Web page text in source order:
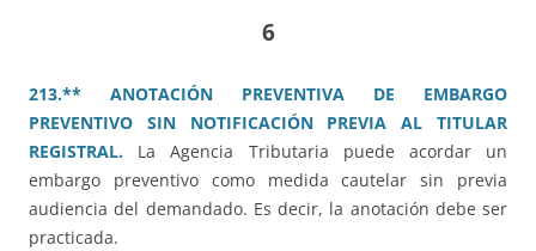
6
213.** ANOTACIÓN PREVENTIVA DE EMBARGO
PREVENTIVO SIN NOTIFICACIÓN PREVIA AL TITULAR
REGISTRAL.
La Agencia Tributaria puede acordar un
embargo preventivo como medida cautelar sin previa
audiencia del demandado. Es decir, la anotación debe ser
practicada.